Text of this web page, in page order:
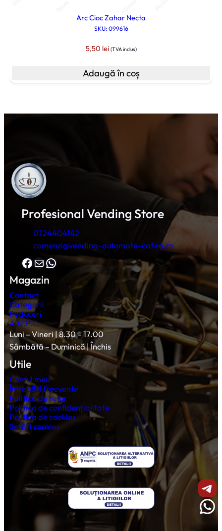
Arc Cioc Zahar Necta
SKU: 099616
5,50 lei (TVA inclus)
Adaugă în coș
Profesional Vending Store
0724404142
comenzi@vending-automate-cafea.ro
Facebook Mail WhatsApp
Magazin
Contact
Categorii
Reduceri
A.N.P.C.
Luni – Vineri | 8.30 – 17.00
Sâmbătă – Duminică | Închis
Utile
Contul meu
Întrebări frecvente
Politica de retur
Politica de confidențialitate
Politica de cookies
Setări cookies